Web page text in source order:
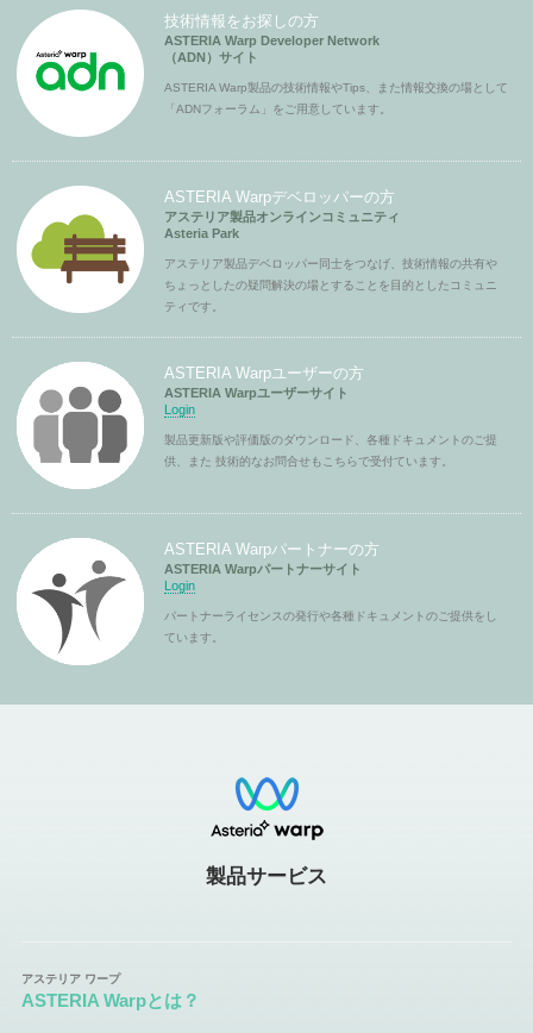
技術情報をお探しの方
ASTERIA Warp Developer Network
（ADN）サイト
ASTERIA Warp製品の技術情報やTips、また情報交換の場として
「ADNフォーラム」をご用意しています。
ASTERIA Warpデベロッパーの方
アステリア製品オンラインコミュニティ
Asteria Park
アステリア製品デベロッパー同士をつなげ、技術情報の共有や
ちょっとしたの疑問解決の場とすることを目的としたコミュニ
ティです。
ASTERIA Warpユーザーの方
ASTERIA Warpユーザーサイト
Login
製品更新版や評価版のダウンロード、各種ドキュメントのご提
供、また 技術的なお問合せもこちらで受付ています。
ASTERIA Warpパートナーの方
ASTERIA Warpパートナーサイト
Login
パートナーライセンスの発行や各種ドキュメントのご提供をし
ています。
製品サービス
ASTERIA Warpとは？